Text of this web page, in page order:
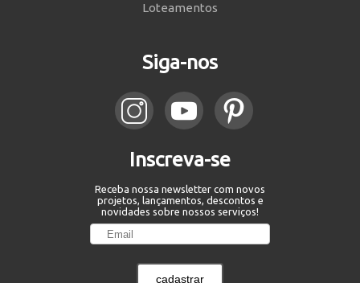
Loteamentos
Siga-nos
Inscreva-se
Receba nossa newsletter com novos
projetos, lançamentos, descontos e
novidades sobre nossos serviços!
cadastrar